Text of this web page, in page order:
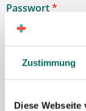
Zustimmung
Diese Webseite
Passwort*
min. 6 Zeichen
sicher. Niemand